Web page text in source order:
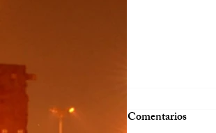
Comentarios